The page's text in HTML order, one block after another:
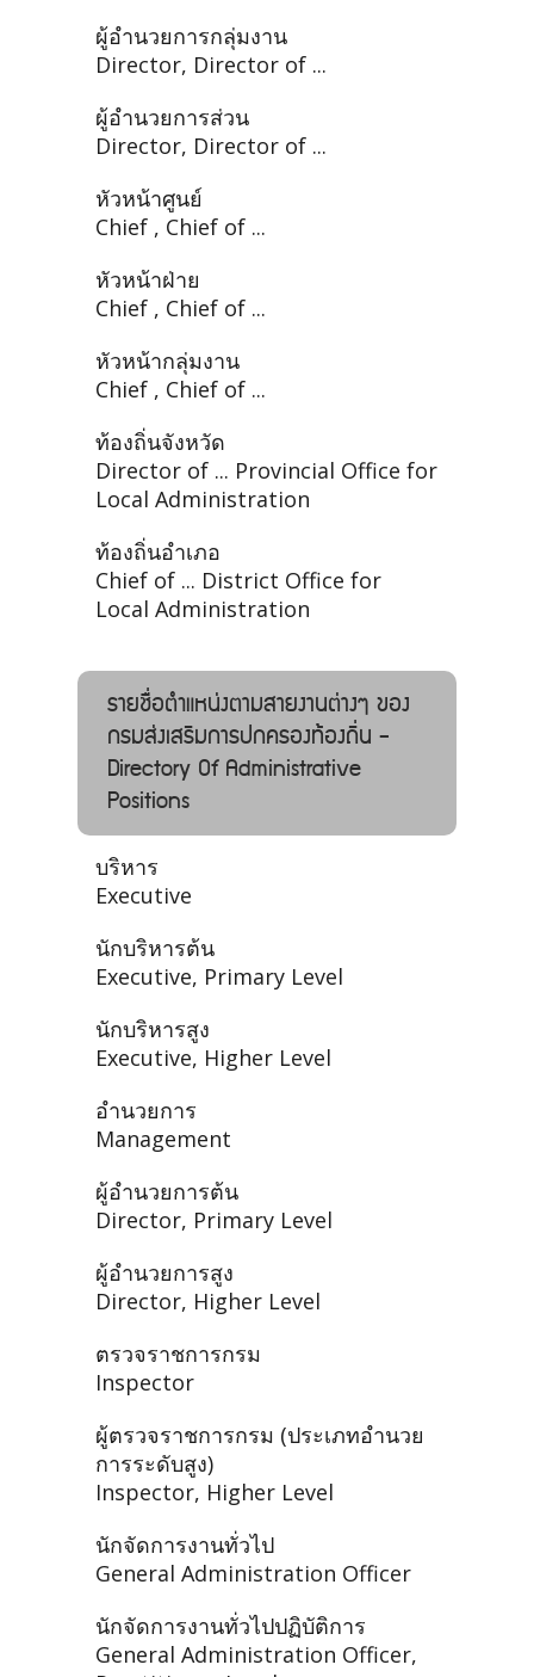
ผู้อำนวยการกลุ่มงาน
Director, Director of ...
ผู้อำนวยการส่วน
Director, Director of ...
หัวหน้าศูนย์
Chief , Chief of ...
หัวหน้าฝ่าย
Chief , Chief of ...
หัวหน้ากลุ่มงาน
Chief , Chief of ...
ท้องถิ่นจังหวัด
Director of ... Provincial Office for
Local Administration
ท้องถิ่นอำเภอ
Chief of ... District Office for
Local Administration
รายชื่อตำแหน่งตามสายงานต่างๆ ของ
กรมส่งเสริมการปกครองท้องถิ่น -
Directory Of Administrative
Positions
บริหาร
Executive
นักบริหารต้น
Executive, Primary Level
นักบริหารสูง
Executive, Higher Level
อำนวยการ
Management
ผู้อำนวยการต้น
Director, Primary Level
ผู้อำนวยการสูง
Director, Higher Level
ตรวจราชการกรม
Inspector
ผู้ตรวจราชการกรม (ประเภทอำนวย
การระดับสูง)
Inspector, Higher Level
นักจัดการงานทั่วไป
General Administration Officer
นักจัดการงานทั่วไปปฏิบัติการ
General Administration Officer,